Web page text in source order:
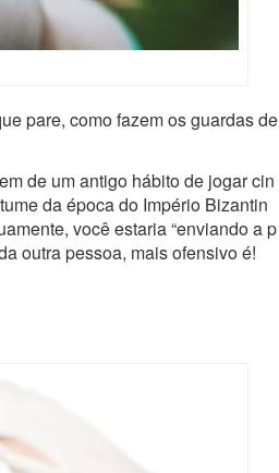
pare, como fazem os guardas de
de um antigo hábito de jogar cin
da época do Império Bizantin
você estaria “enviando a p
outra pessoa, mais ofensivo é!